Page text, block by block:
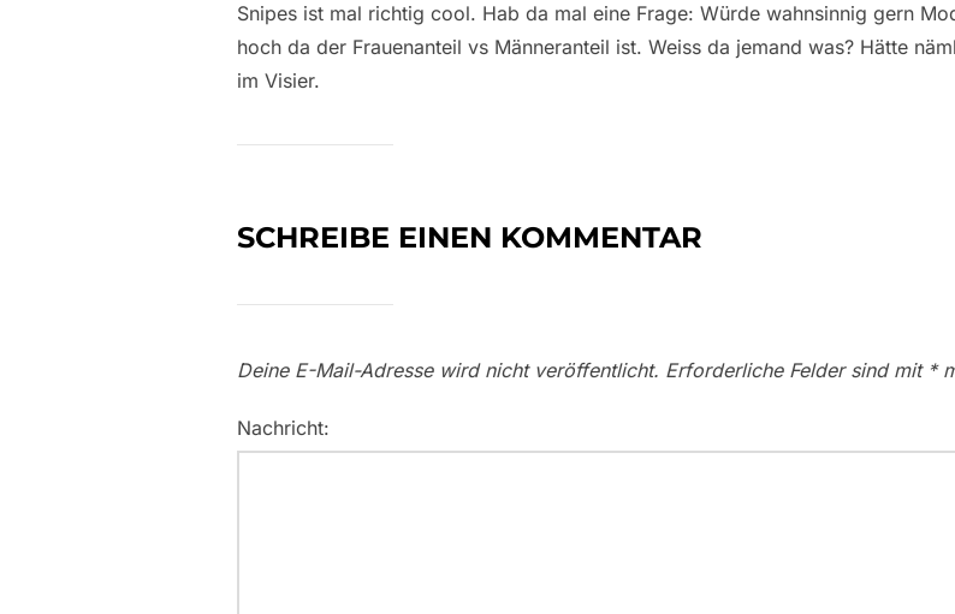
Snipes ist mal richtig cool. Hab da mal eine Frage: Würde wahnsinnig gern
hoch da der Frauenanteil vs Männeranteil ist. Weiss da jemand was? Hätte
im Visier.
SCHREIBE EINEN KOMMENTAR
Deine E-Mail-Adresse wird nicht veröffentlicht. Erforderliche Felder sind mit *
Nachricht: